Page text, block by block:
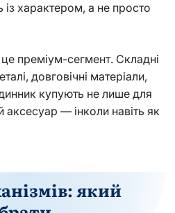
характером, а не просто
преміум-сегмент. Складні
довговічні матеріали,
купують не лише для
аксесуар — інколи навіть як
який